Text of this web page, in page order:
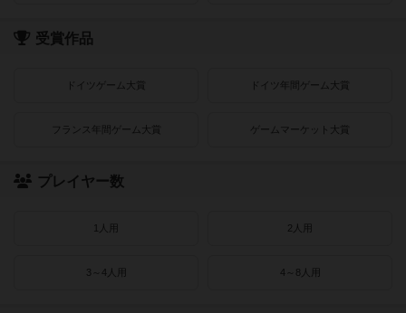
受賞作品
ドイツゲーム大賞 ドイツ年間ゲーム大賞
フランス年間ゲーム大賞 ゲームマーケット大賞
プレイヤー数
1人用 2人用
3～4人用 4～8人用